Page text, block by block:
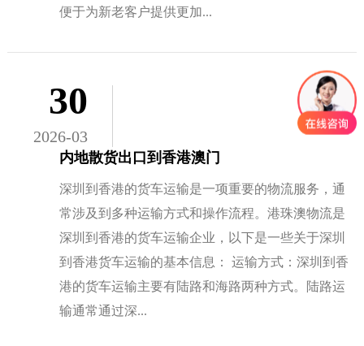
便于为新老客户提供更加...
30
2026-03
内地散货出口到香港澳门
深圳到香港的货车运输是一项重要的物流服务，通
常涉及到多种运输方式和操作流程。港珠澳物流是
深圳到香港的货车运输企业，以下是一些关于深圳
到香港货车运输的基本信息： 运输方式：深圳到香
港的货车运输主要有陆路和海路两种方式。陆路运
输通常通过深...